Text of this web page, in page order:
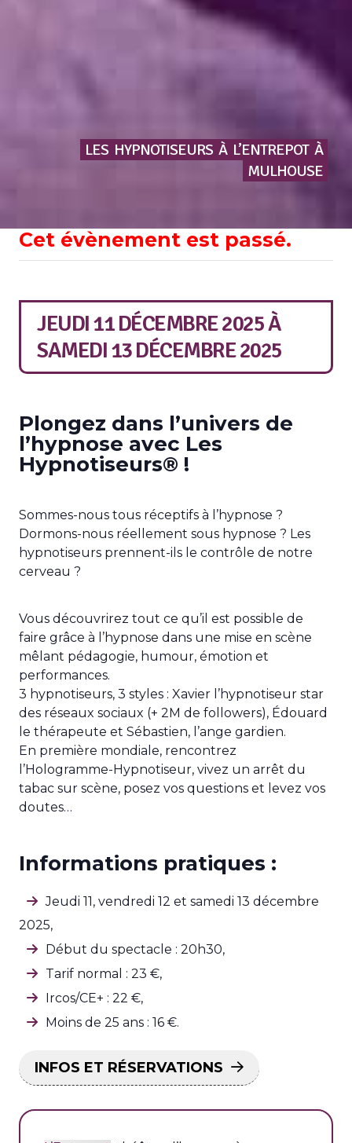
LES HYPNOTISEURS À L’ENTREPOT À
MULHOUSE
Cet évènement est passé.
JEUDI 11 DÉCEMBRE 2025À
SAMEDI 13 DÉCEMBRE 2025
Plongez dans l’univers de
l’hypnose avec Les
Hypnotiseurs® !
Sommes-nous tous réceptifs à l’hypnose ?
Dormons-nous réellement sous hypnose ? Les
hypnotiseurs prennent-ils le contrôle de notre
cerveau ?
Vous découvrirez tout ce qu’il est possible de
faire grâce à l’hypnose dans une mise en scène
mêlant pédagogie, humour, émotion et
performances.
3 hypnotiseurs, 3 styles : Xavier l’hypnotiseur star
des réseaux sociaux (+ 2M de followers), Édouard
le thérapeute et Sébastien, l’ange gardien.
En première mondiale, rencontrez
l’Hologramme-Hypnotiseur, vivez un arrêt du
tabac sur scène, posez vos questions et levez vos
doutes…
Informations pratiques :
Jeudi 11, vendredi 12 et samedi 13 décembre
2025,
Début du spectacle : 20h30,
Tarif normal : 23 €,
Ircos/CE+ : 22 €,
Moins de 25 ans : 16 €.
INFOS ET RÉSERVATIONS